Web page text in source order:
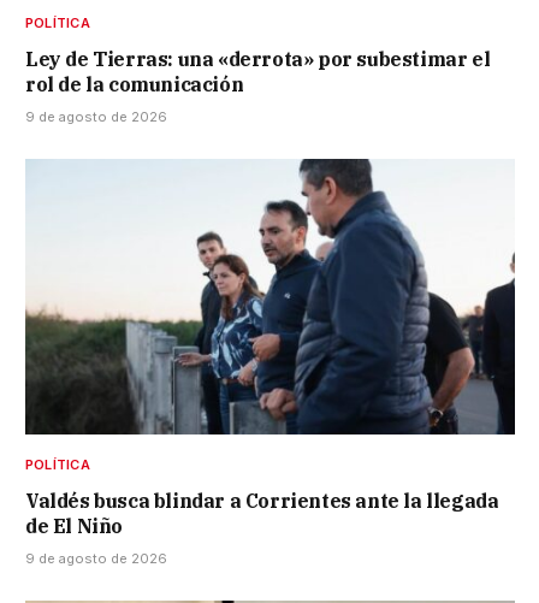
POLÍTICA
Ley de Tierras: una «derrota» por subestimar el
rol de la comunicación
9 de agosto de 2026
POLÍTICA
Valdés busca blindar a Corrientes ante la llegada
de El Niño
9 de agosto de 2026